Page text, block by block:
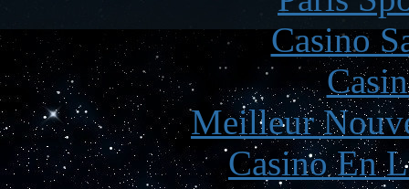
Casino
Meilleur
Casino En